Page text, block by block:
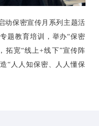
保密宣传月系列主题活
题教育培训，举办“保密
拓宽“线上+线下”宣传阵
“人人知保密、人人懂保